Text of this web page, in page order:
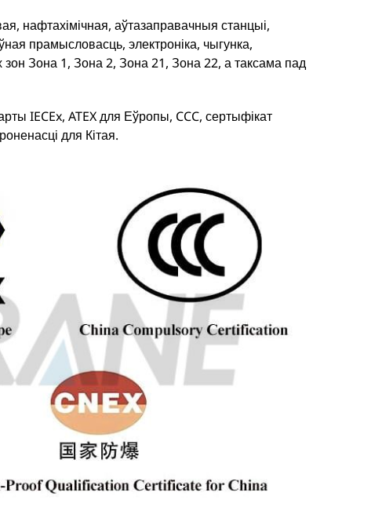
нафтахімічная, аўтазаправачныя станцыі,
прамысловасць, электроніка, чыгунка,
зон Зона 1, Зона 2, Зона 21, Зона 22, а таксама пад
IECEx, ATEX для Еўропы, CCC, сертыфікат
для Кітая.